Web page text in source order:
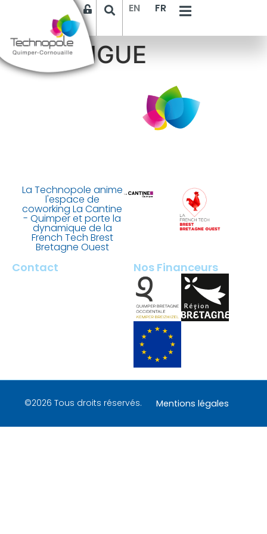
EN FR
VERLINGUE
La Technopole anime
l'espace de
coworking La Cantine
- Quimper et porte la
dynamique de la
French Tech Brest
Bretagne Ouest
Contact Nos Financeurs
©2026 Tous droits réservés. Mentions légales